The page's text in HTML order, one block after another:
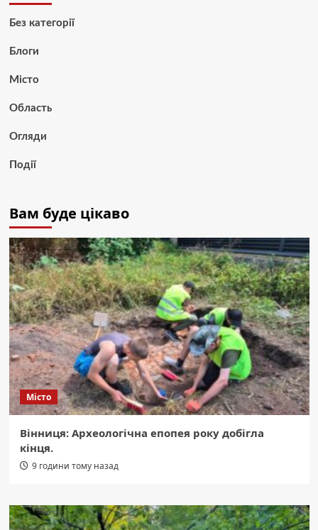
Без категорії
Блоги
Місто
Область
Огляди
Події
Вам буде цікаво
Місто
Вінниця: Археологічна епопея року добігла
кінця.
9 години тому назад